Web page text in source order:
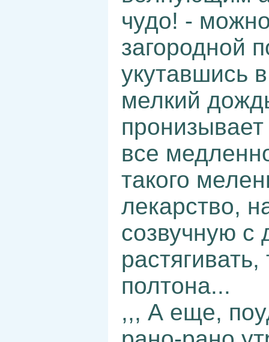
чудо! -
загородной
укутавшись
мелкий
все
такого
лекарство,
созвучную с
полтона...
,,, А еще,